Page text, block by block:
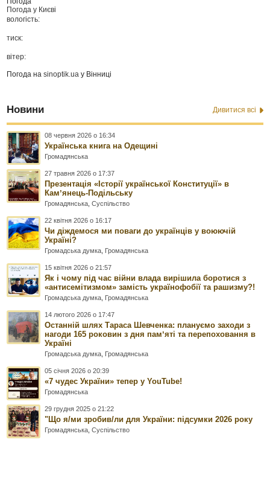
Погода у Києві
вологість:
тиск:
вітер:
Погода наsinoptik.ua у Вінниці
Новини Дивитися всі
08 червня 2026 о 16:34
Українська книга на Одещині
Громадянська
27 травня 2026 о 17:37
Презентація «Історії української Конституції» в
Камʼянець-Подільську
Громадянська ,Суспільство
22 квітня 2026 о 16:17
Чи діждемося ми поваги до українців у воюючій
Україні?
Громадська думка Громадянська
15 квітня 2026 о 21:57
Як і чому під час війни влада вирішила боротися з
«антисемітизмом» замість українофобії та рашизму?!
Громадська думка Громадянська
14 лютого 2026 о 17:47
Останній шлях Тараса Шевченка: плануємо заходи з
нагоди 165 роковин з дня памʼяті та перепоховання в
Україні
Громадська думка Громадянська
05 січня 2026 о 20:39
«7 чудес України» тепер у YouTube!
Громадянська
29 грудня 2025 о 21:22
"Що я/ми зробив/ли для України: підсумки 2026 року
Громадянська ,Суспільство